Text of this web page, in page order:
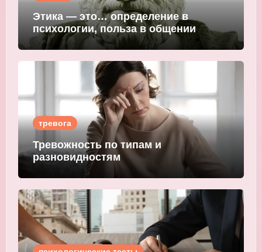
Этика — это… определение в
психологии, польза в общении
тревога
Тревожность по типам и
разновидностям